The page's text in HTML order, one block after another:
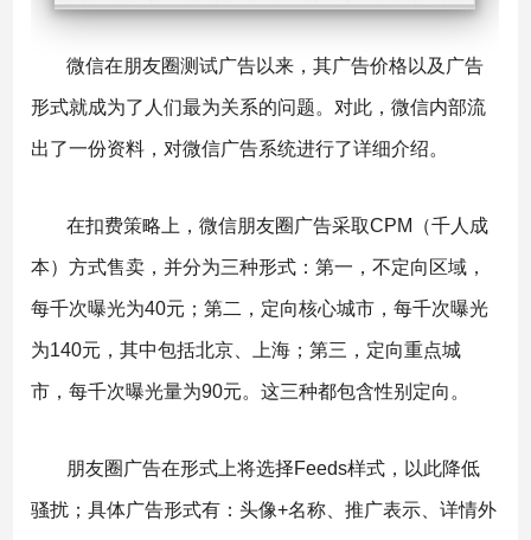
微信在朋友圈测试广告以来，其广告价格以及广告
形式就成为了人们最为关系的问题。对此，微信内部流
出了一份资料，对微信广告系统进行了详细介绍。
在扣费策略上，微信朋友圈广告采取CPM（千人成
本）方式售卖，并分为三种形式：第一，不定向区域，
每千次曝光为40元；第二，定向核心城市，每千次曝光
为140元，其中包括北京、上海；第三，定向重点城
市，每千次曝光量为90元。这三种都包含性别定向。
朋友圈广告在形式上将选择Feeds样式，以此降低
骚扰；具体广告形式有：头像+名称、推广表示、详情外